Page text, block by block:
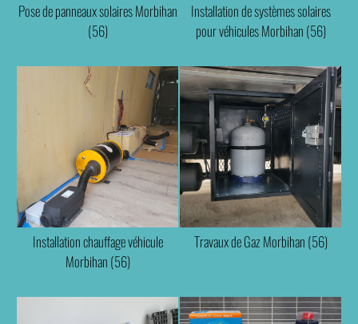
Pose de panneaux solaires Morbihan
(56)
Installation de systèmes solaires
pour véhicules Morbihan (56)
Installation chauffage véhicule
Morbihan (56)
Travaux de Gaz Morbihan (56)